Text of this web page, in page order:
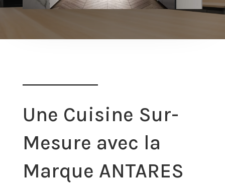
Une Cuisine Sur-
Mesure avec la
Marque ANTARES